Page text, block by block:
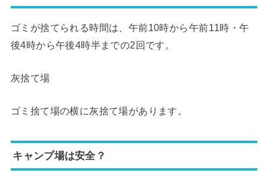
ゴミが捨てられる時間は、午前10時から午前11時・午
後4時から午後4時半までの2回です。
灰捨て場
ゴミ捨て場の横に灰捨て場があります。
キャンプ場は安全？